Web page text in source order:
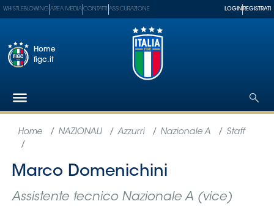
Federazione
Partner
WHISTLEBLOWING AREA MEDIA CONTATTI ASSICURAZIONE LOGIN REGISTRATI
Home
figc.it